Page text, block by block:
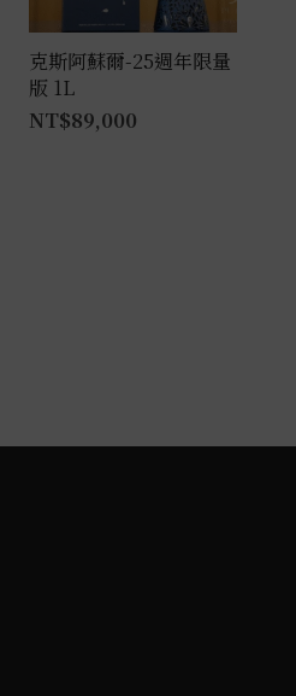
克斯阿蘇爾-25週年限量
版 1L
NT$89,000